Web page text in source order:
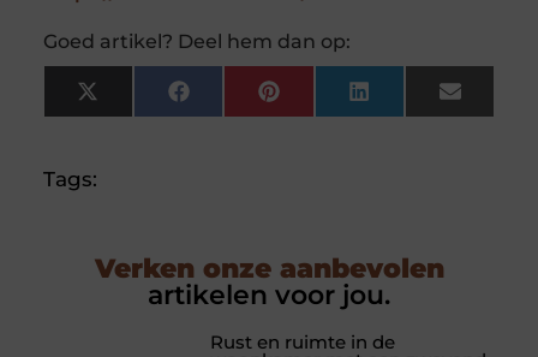
Goed artikel? Deel hem dan op:
X
(Twitter)
FacebookPinterestLinkedInEmail
Tags:
Verken onze aanbevolen
artikelen voor jou.
Rust en ruimte in de